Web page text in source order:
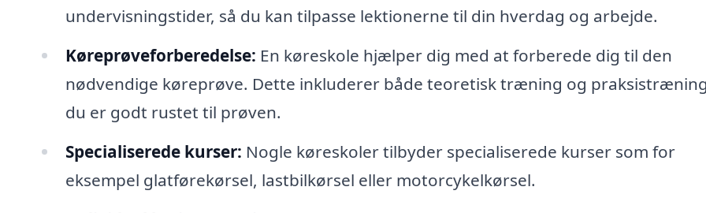
undervisningstider, så du kan tilpasse lektionerne til din hverdag og arbejde.
Køreprøveforberedelse: En køreskole hjælper dig med at forberede dig til den
nødvendige køreprøve. Dette inkluderer både teoretisk træning og
du er godt rustet til prøven.
Specialiserede kurser: Nogle køreskoler tilbyder specialiserede kurser som for
eksempel glatførekørsel, lastbilkørsel eller motorcykelkørsel.